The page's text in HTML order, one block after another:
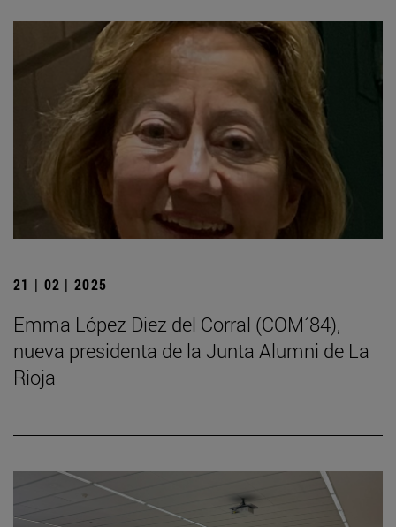
21 | 02 | 2025
Emma López Diez del Corral (COM´84),
nueva presidenta de la Junta Alumni de La
Rioja